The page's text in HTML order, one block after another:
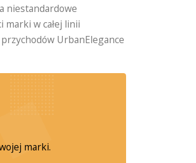
niestandardowe
w całej linii
UrbanElegance
marki.